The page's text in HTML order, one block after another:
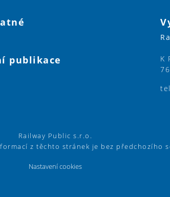
publikace
K
Railway Public s.r.o.
z těchto stránek je bez předchozího
Nastavení cookies